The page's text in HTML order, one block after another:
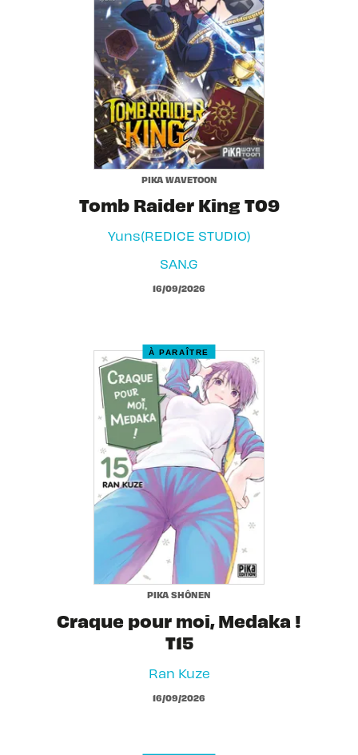
PIKA WAVETOON
Tomb Raider King T09
Yuns(REDICE STUDIO)
SAN.G
16/09/2026
À PARAÎTRE
PIKA SHÔNEN
Craque pour moi, Medaka !
T15
Ran Kuze
16/09/2026